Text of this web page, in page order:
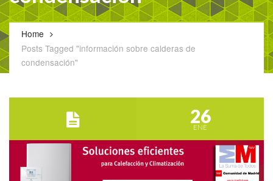
Home
Posts Tagged "información sobre calderas de
condensación"
26
ENE